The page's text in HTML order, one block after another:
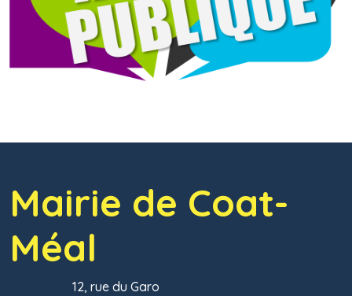
Mairie de Coat-
Méal
12, rue du Garo